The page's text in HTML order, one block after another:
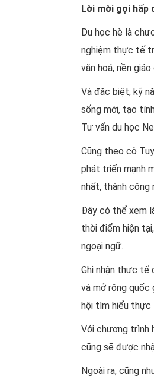
Lời mời gọi hấp
Du học hè là
nghiệm thực tế
văn hoá, nền
Và đặc biệt, kỹ
sống mới, tạo
Tư vấn du học
Cũng theo cô
phát triển mạnh
nhất, thành công
Đây có thể xem
thời điểm hiện
ngoại ngữ.
Ghi nhận thực tế
và mở rộng
hội tìm hiểu thực
Với chương trình
cũng sẽ được
Ngoài ra, cũng